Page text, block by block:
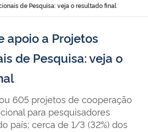
de Pesquisa: veja o resultado final
apoio a Projetos
de Pesquisa: veja o
605 projetos de cooperação
para pesquisadores
país; cerca de 1/3 (32%) dos